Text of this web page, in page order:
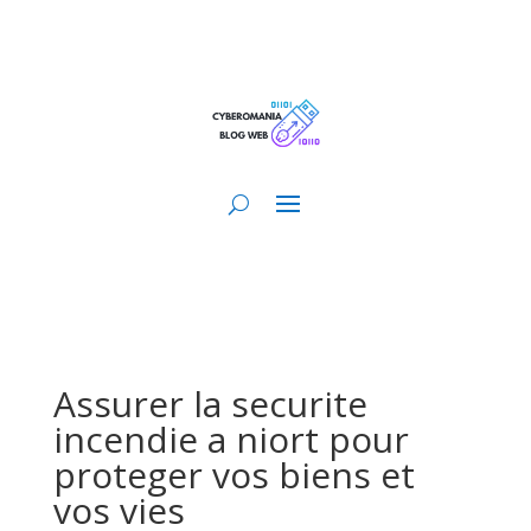
Assurer la securite
incendie a niort pour
proteger vos biens et
vos vies